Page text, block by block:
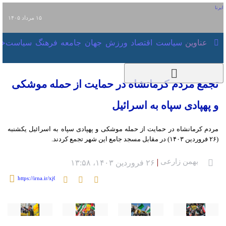
۱۵ مرداد ۱۴۰۵
عناوین‌ سیاست اقتصاد ورزش جهان جامعه فرهنگ
تجمع مردم کرمانشاه در حمایت از حمله
موشکی و پهپادی سپاه به اسرائیل
فروردین ۱۴۰۳) در مقابل مسجد جامع این شهر تجمع کردند.
بهمن زارعی ۲۶ فروردین ۱۴۰۳، ۱۳:۵۸